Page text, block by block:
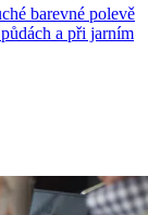
barevné polevě
a při jarním